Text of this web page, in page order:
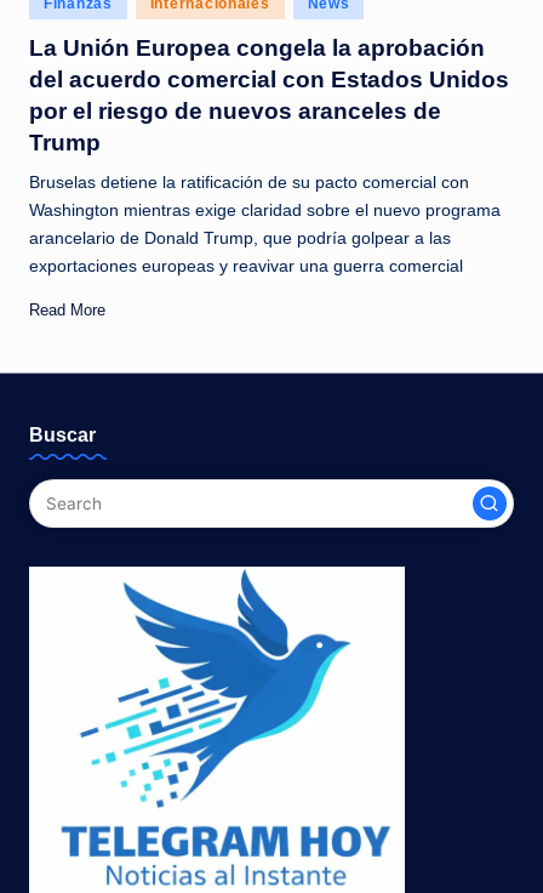
c
i
a
s
a
l
i
t
n
t
e
in
Finanzas Internacionales News
La Unión Europea congela la aprobación
del acuerdo comercial con Estados Unidos
por el riesgo de nuevos aranceles de
Trump
Bruselas detiene la ratificación de su pacto comercial con
Washington mientras exige claridad sobre el nuevo programa
arancelario de Donald Trump, que podría golpear a las
exportaciones europeas y reavivar una guerra comercial
Read More
Buscar